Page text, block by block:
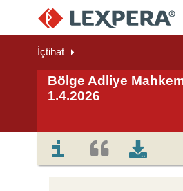
İçtihat
Bölge Adliye
1.4.2026